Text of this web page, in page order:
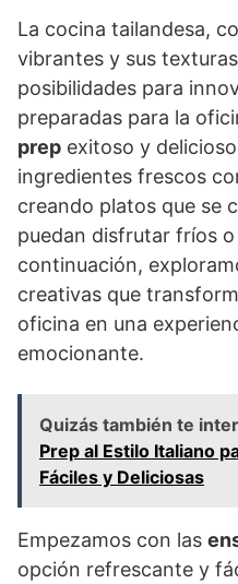
La cocina tailandesa,
vibrantes y sus
posibilidades para
preparadas para la
prep exitoso y
ingredientes frescos
creando platos que se
puedan disfrutar fríos
continuación,
creativas que
oficina en una
emocionante.
Quizás también te
Prep al Estilo Italiano
Fáciles y Deliciosas
Empezamos con las
opción refrescante y